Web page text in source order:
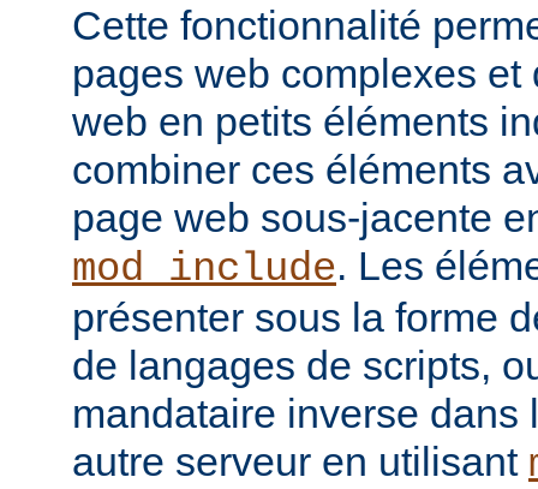
Cette fonctionnalité
pages web complexes
web en petits éléments
combiner ces éléments
page web sous-jacente
mod_include. Les
présenter sous la forme
de langages de scripts,
mandataire inverse dans
autre serveur en utilisant